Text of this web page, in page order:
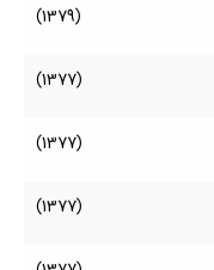
(1379)
(1377)
(1377)
(1377)